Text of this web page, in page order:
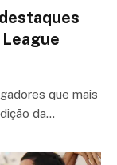
que mais
da…